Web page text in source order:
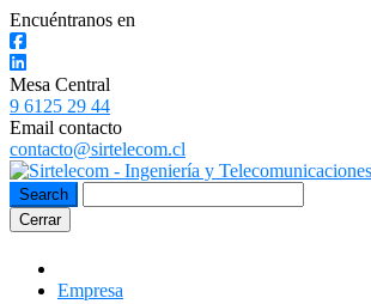
Encuéntranos en
Mesa Central
9 6125 29 44
Email contacto
contacto@sirtelecom.cl
Cerrar
Empresa